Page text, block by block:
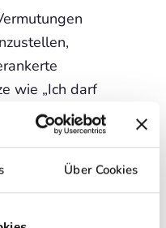
Über Cookies
wie „Ich darf
oder
wirke ich